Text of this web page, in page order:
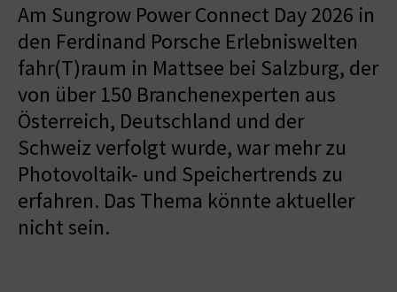
Am Sungrow Power Connect Day 2026 in
den Ferdinand Porsche Erlebniswelten
fahr(T)raum in Mattsee bei Salzburg, der
von über 150 Branchenexperten aus
Österreich, Deutschland und der
Schweiz verfolgt wurde, war mehr zu
Photovoltaik- und Speichertrends zu
erfahren. Das Thema könnte aktueller
nicht sein.